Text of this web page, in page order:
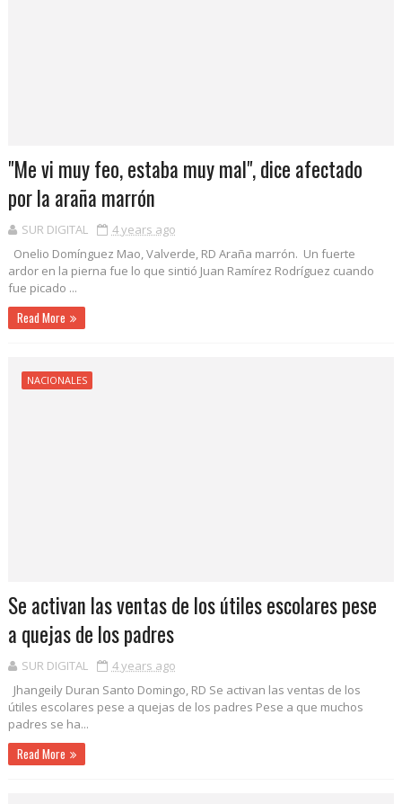
"Me vi muy feo, estaba muy mal", dice afectado
por la araña marrón
SUR DIGITAL
4 years ago
Onelio Domínguez Mao, Valverde, RD Araña marrón. Un fuerte
ardor en la pierna fue lo que sintió Juan Ramírez Rodríguez cuando
fue picado ...
Read More
NACIONALES
Se activan las ventas de los útiles escolares pese
a quejas de los padres
SUR DIGITAL
4 years ago
Jhangeily Duran Santo Domingo, RD Se activan las ventas de los
útiles escolares pese a quejas de los padres Pese a que muchos
padres se ha...
Read More